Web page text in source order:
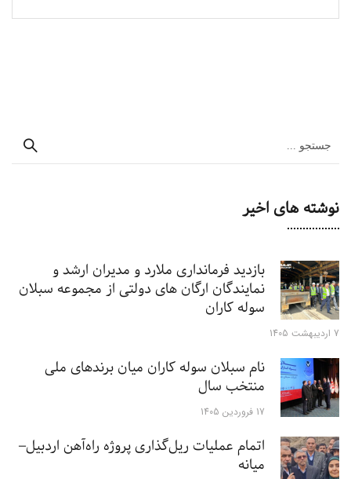
نوشته های اخیر
بازدید فرمانداری ملارد و مدیران ارشد و
نمایندگان ارگان های دولتی از مجموعه سبلان
سوله کاران
7 اردیبهشت 1405
نام سبلان سوله کاران میان برندهای ملی
منتخب سال
17 فروردین 1405
اتمام عملیات ریل‌گذاری پروژه راه‌آهن اردبیل–
میانه